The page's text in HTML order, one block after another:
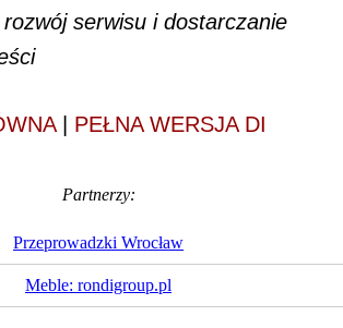
serwisu i dostarczanie
| PEŁNA WERSJA DI
Partnerzy:
Przeprowadzki Wrocław
Meble: rondigroup.pl